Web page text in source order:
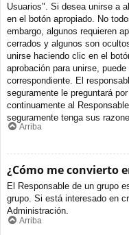
Usuarios". Si desea unirse a
en el botón apropiado. No
embargo, algunos requieren
cerrados y algunos son
unirse haciendo clic en el
aprobación para unirse,
correspondiente. El
seguramente le preguntará
continuamente al
seguramente tenga sus
Arriba
¿Cómo me convierto
El Responsable de un grupo
grupo. Si está interesado en
Administración.
Arriba